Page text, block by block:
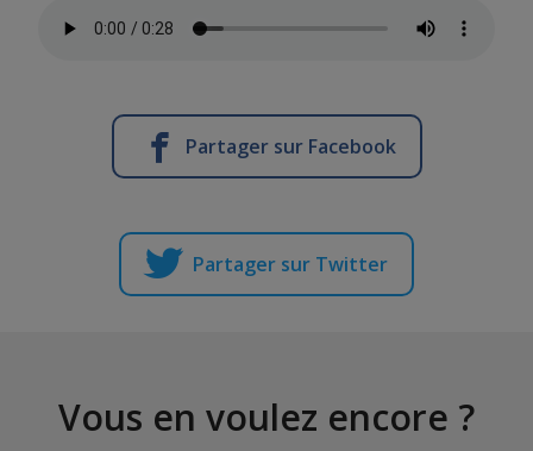
Partager sur Facebook
Partager sur Twitter
Vous en voulez encore ?